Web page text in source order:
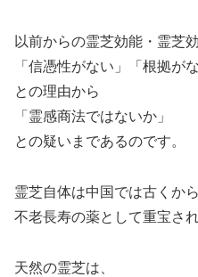
以前からの霊芝効能・霊芝
「信憑性がない」「根拠がな
との理由から
「霊感商法ではないか」
との疑いまであるのです。
霊芝自体は中国では古くか
不老長寿の薬として重宝さ
天然の霊芝は、